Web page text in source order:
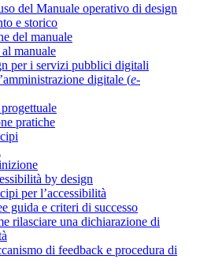
del Manuale operativo di design
e storico
del manuale
manuale
per i servizi pubblici digitali
digitale (e-
pratiche
by design
per l’accessibilità
guida e criteri di successo
rilasciare una dichiarazione di
di feedback e procedura di